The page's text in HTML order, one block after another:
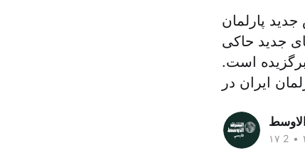
پارلمان
جدید حاکی
است.
•